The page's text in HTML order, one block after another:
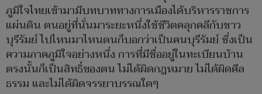
ภูมิใจไทยเข้ามามีบทบาททางการเมืองได้บริหารราชการ
แผ่นดิน ตนอยู่ที่นั่นมาระยะหนึ่งใช้ชีวิตคลุกคลีกับชาว
บุรีรัมย์ ไปไหนมาไหนตนก็บอกว่าเป็นคนบุรีรัมย์ ซึ่งเป็น
ความภาคภูมิใจอย่างหนึ่ง การที่มีชื่ออยู่ในทะเบียนบ้าน
ตรงนั้นก็เป็นสิทธิ์ของตน ไม่ได้ผิดกฎหมาย ไม่ได้ผิดศีล
ธรรม และไม่ได้ผิดจรรยาบรรณใดๆ